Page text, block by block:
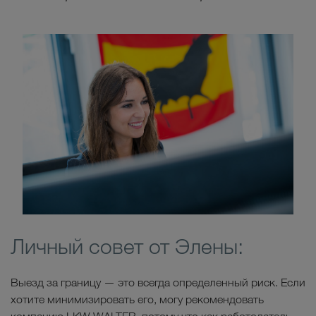
Личный совет от Элены:
Выезд за границу — это всегда определенный риск. Если
хотите минимизировать его, могу рекомендовать